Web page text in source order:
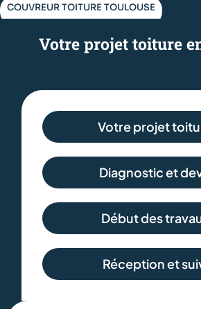
COUVREUR TOITURE TOULOUSE
Votre projet toiture
Votre projet
Diagnostic et
Début des
Réception et